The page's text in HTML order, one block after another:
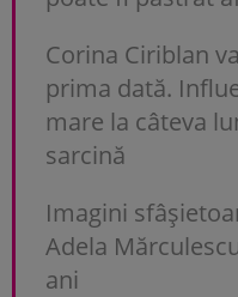
Corina Ciriblan
prima dată.
mare la câteva
sarcină
Imagini
Adela
ani